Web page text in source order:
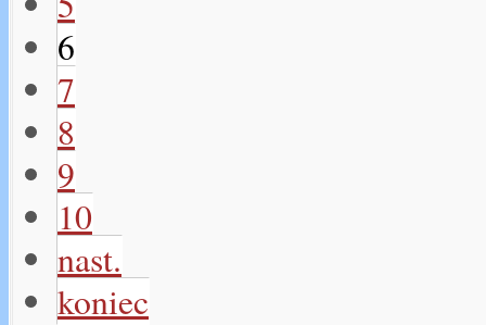
6
7
8
9
10
nast.
koniec